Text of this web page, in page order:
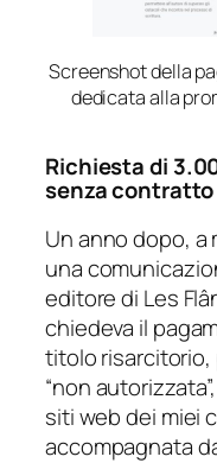
Screenshot della
dedicata alla
Richiesta di
senza contratto
Un anno dopo, a
una
editore di Les
chiedeva il
titolo risarcitorio,
“non
siti web dei miei
accompagnata